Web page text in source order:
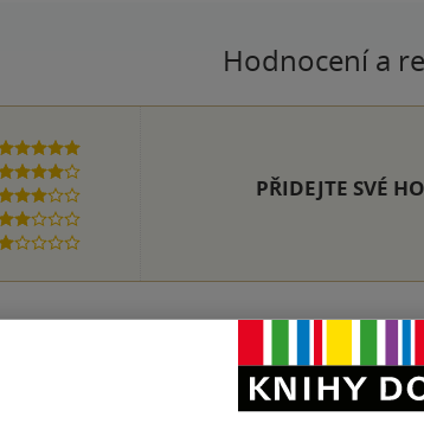
Hodnocení a
5 hvězdiček
4 hvězdičky
3 hvězdičky
2 hvězdičky
1 hvezdička
PŘIDEJTE SVÉ
Mistrovsky napsané životopisy čtyř významných
Ano4